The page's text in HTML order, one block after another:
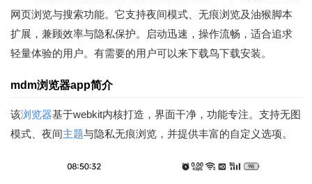
网页浏览与搜索功能。它支持夜间模式、无痕浏览及油猴脚本
扩展，兼顾效率与隐私保护。启动迅速，操作流畅，适合追求
轻量体验的用户。有需要的用户可以来下载鸟下载安装。
mdm浏览器app简介
该浏览器基于webkit内核打造，界面干净，功能专注。支持无图
模式、夜间主题与隐私无痕浏览，并提供丰富的自定义选项。